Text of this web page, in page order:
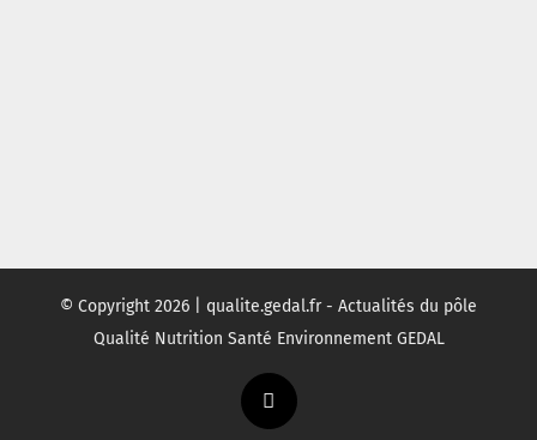
© Copyright 2026 | qualite.gedal.fr - Actualités du pôle
Qualité Nutrition Santé Environnement GEDAL
Twitter